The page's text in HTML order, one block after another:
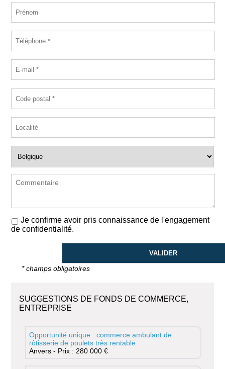
Je confirme avoir pris connaissance de l'engagement
de confidentialité.
* champs obligatoires
SUGGESTIONS DE FONDS DE COMMERCE,
ENTREPRISE
Opportunité unique : commerce ambulant de
rôtisserie de poulets très rentable
Anvers - Prix : 280 000 €